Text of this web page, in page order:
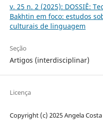
v. 25 n. 2 (2025): DOSSIÊ:
Bakhtin em foco: estudos
culturais de linguagem
Seção
Artigos (interdisciplinar)
Licença
Copyright (c) 2025 Angela